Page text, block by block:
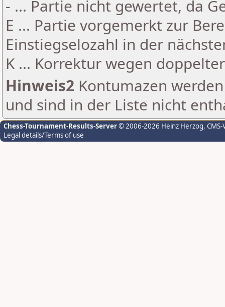
- ... Partie nicht gewertet, da
E ... Partie vorgemerkt zur
Einstiegselozahl in der
K ... Korrektur wegen
Hinweis2 Kontumazen
und sind in der Liste nicht
Chess-Tournament-Results-Server© 2006-2026 Heinz Herzog,
Legal details/Terms of use